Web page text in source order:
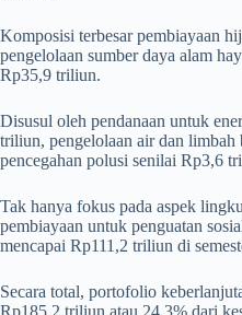
Komposisi terbesar pembiayaan
pengelolaan sumber daya alam
Rp35,9 triliun.
Disusul oleh pendanaan untuk
triliun, pengelolaan air dan
pencegahan polusi senilai Rp3,6
Tak hanya fokus pada aspek
pembiayaan untuk penguatan
mencapai Rp111,2 triliun di
Secara total, portofolio
Rp185,2 triliun atau 24,3% dari